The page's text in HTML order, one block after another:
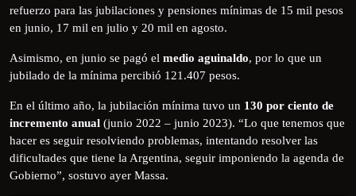
refuerzo para las jubilaciones y pensiones mínimas de 15 mil pesos
en junio, 17 mil en julio y 20 mil en agosto.
Asimismo, en junio se pagó el medio aguinaldo, por lo que un
jubilado de la mínima percibió 121.407 pesos.
En el último año, la jubilación mínima tuvo un 130 por ciento de
incremento anual (junio 2022 – junio 2023). “Lo que tenemos que
hacer es seguir resolviendo problemas, intentando resolver las
dificultades que tiene la Argentina, seguir imponiendo la agenda de
Gobierno”, sostuvo ayer Massa.